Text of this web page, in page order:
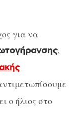
για να
,
ο ήλιος στο